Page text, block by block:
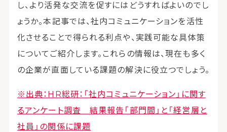
し、より活発な交流を促すにはどうすればよいのでし
ょうか。本記事では、社内コミュニケーションを活性
化させることで得られる利点や、実践可能な具体策
についてご紹介します。これらの情報は、現在も多く
の企業が直面している課題の解決に役立つでしょう。
※出典：HR総研：「社内コミュニケーション」に関す
るアンケート調査 結果報告「部門間」と「経営層と
社員」の関係に課題